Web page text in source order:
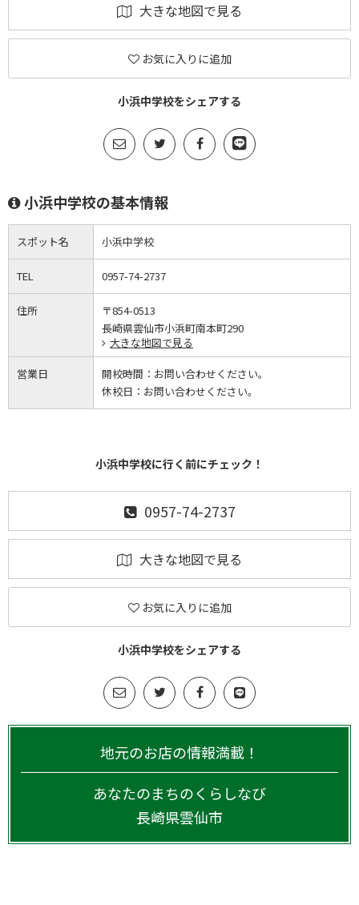
大きな地図で見る
お気に入りに追加
小浜中学校をシェアする
小浜中学校の基本情報
スポット名 小浜中学校
TEL 0957-74-2737
住所
〒854-0513
長崎県雲仙市小浜町南本町290
大きな地図で見る
営業日 開校時間： お問い合わせください。
休校日： お問い合わせください。
小浜中学校に行く前にチェック！
0957-74-2737
大きな地図で見る
お気に入りに追加
小浜中学校をシェアする
地元のお店の情報満載！
あなたのまちのくらしなび
長崎県雲仙市